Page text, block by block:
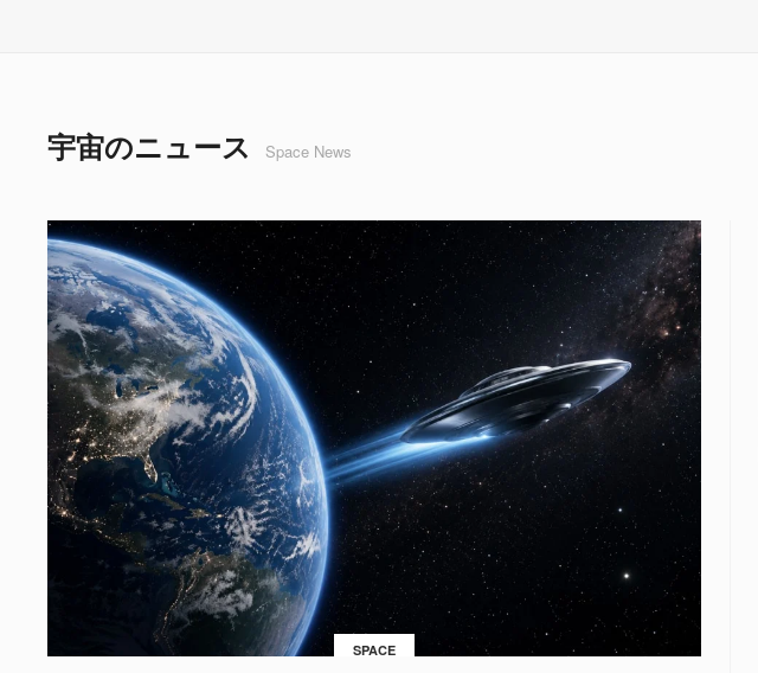
宇宙のニュース Space News
SPACE